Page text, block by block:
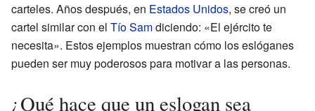
carteles. Años después, en Estados Unidos, se creó un
cartel similar con el Tío Samdiciendo: «El ejército te
necesita». Estos ejemplos muestran cómo los eslóganes
pueden ser muy poderosos para motivar a las personas.
¿Qué hace que un eslogan sea